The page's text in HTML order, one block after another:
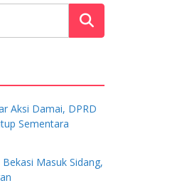
Aksi Damai, DPRD
Sementara
Masuk Sidang,